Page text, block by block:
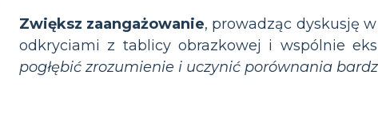
Zwiększ zaangażowanie, prowadząc dyskusję
odkryciami z tablicy obrazkowej i wspólnie
pogłębić zrozumienie i uczynić porównania